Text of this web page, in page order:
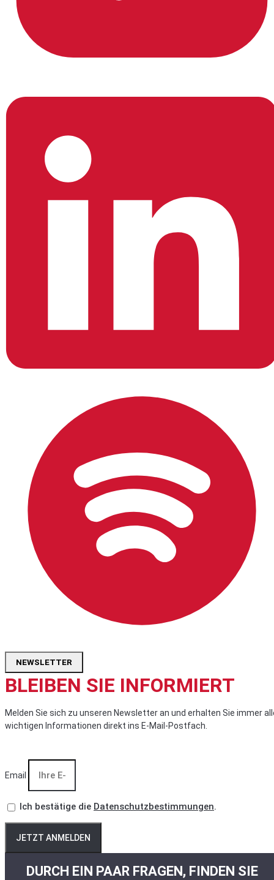
NEWSLETTER
BLEIBEN SIE INFORMIERT
Melden Sie sich zu unseren Newsletter an und erhalten Sie immer
wichtigen Informationen direkt ins E-Mail-Postfach.
Email
Ich bestätige die Datenschutzbestimmungen.
JETZT ANMELDEN
DURCH EIN PAAR FRAGEN, FINDEN SIE